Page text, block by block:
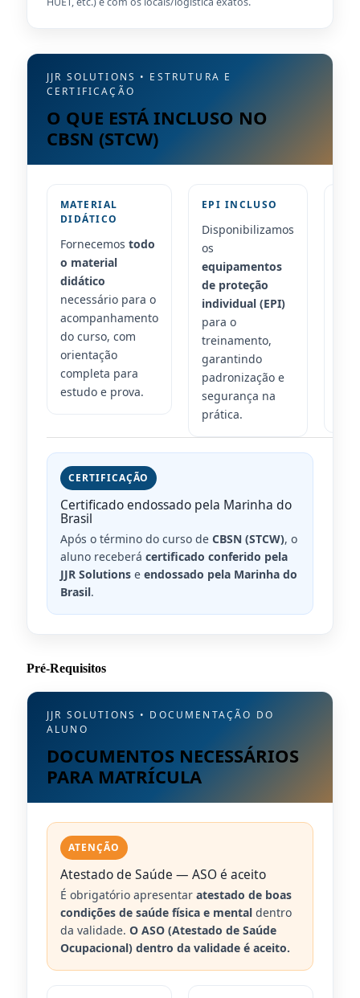
JJR SOLUTIONS • ESTRUTURA E
CERTIFICAÇÃO
O QUE ESTÁ INCLUSO NO
CBSN (STCW)
MATERIAL
DIDÁTICO
Fornecemos todo
o material
didático
necessário para o
acompanhamento
do curso, com
orientação
completa para
estudo e prova.
EPI INCLUSO
Disponibilizamos
os
equipamentos
de proteção
individual (EPI)
para o
treinamento,
garantindo
padronização e
segurança na
prática.
CERTIFICAÇÃO
Certificado endossado pela Marinha do
Brasil
Após o término do curso de CBSN (STCW), o
aluno receberá certificado conferido pela
JJR Solutionse endossado pela Marinha do
Brasil.
Pré-Requisitos
JJR SOLUTIONS • DOCUMENTAÇÃO DO
ALUNO
DOCUMENTOS NECESSÁRIOS
PARA MATRÍCULA
ATENÇÃO
Atestado de Saúde — ASO é aceito
É obrigatório apresentar atestado de boas
condições de saúde física e mentaldentro
da validade. O ASO (Atestado de Saúde
Ocupacional) dentro da validade é aceito.